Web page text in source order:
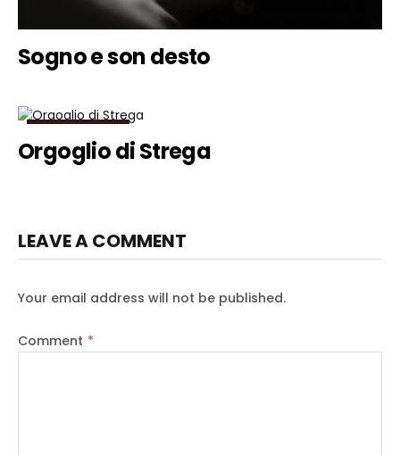
Sogno e son desto
Orgoglio di Strega
LEAVE A COMMENT
Your email address will not be published.
Comment *